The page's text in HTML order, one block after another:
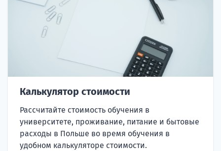
Калькулятор стоимости
Рассчитайте стоимость обучения в
университете, проживание, питание и бытовые
расходы в Польше во время обучения в
удобном калькуляторе стоимости.